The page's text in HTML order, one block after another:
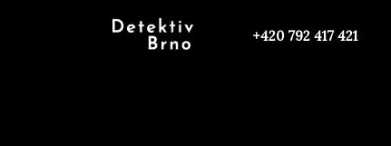
+420 792 417 421